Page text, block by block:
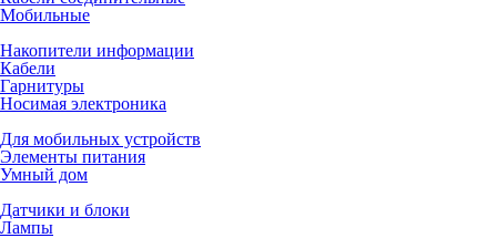
Мобильные
Накопители информации
Кабели
Гарнитуры
Носимая электроника
Для мобильных устройств
Элементы питания
Умный дом
Датчики и блоки
Лампы